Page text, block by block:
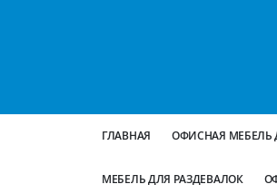
ГЛАВНАЯ ОФИСНАЯ МЕБЕЛЬ
МЕБЕЛЬ ДЛЯ РАЗДЕВАЛОК